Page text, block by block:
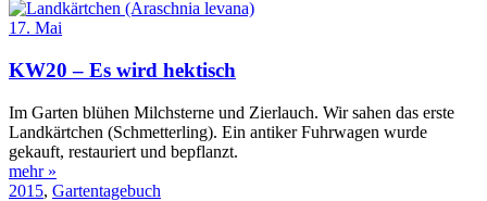
17. Mai
KW20 – Es wird hektisch
Im Garten blühen Milchsterne und Zierlauch. Wir sahen das erste
Landkärtchen (Schmetterling). Ein antiker Fuhrwagen wurde
gekauft, restauriert und bepflanzt.
mehr »
2015, Gartentagebuch